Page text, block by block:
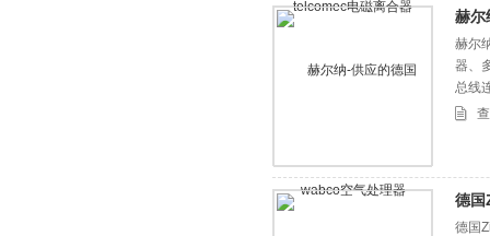
赫尔
赫尔
器、
总线
设计
德
德国